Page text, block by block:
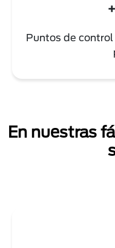
Puntos de
En nuestras